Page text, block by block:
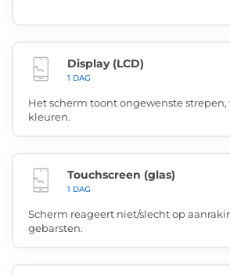
Display (LCD)
1 DAG
Het scherm toont ongewenste strepen,
kleuren.
Touchscreen (glas)
1 DAG
Scherm reageert niet/slecht op
gebarsten.